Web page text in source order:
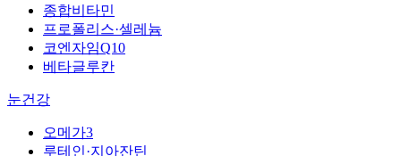
종합비타민
프로폴리스·셀레늄
코엔자임Q10
베타글루칸
눈건강
오메가3
루테인·지아잔틴